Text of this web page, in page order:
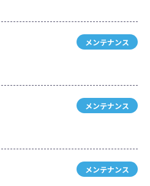
メンテナンス
メンテナンス
メンテナンス